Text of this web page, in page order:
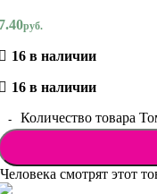
руб.
16 в наличии
16 в наличии
Количество товара
Человека смотрят этот